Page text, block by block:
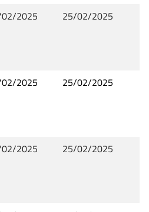
2025 25/02/2025
2025 25/02/2025
2025 25/02/2025